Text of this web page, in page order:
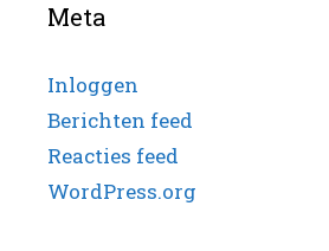
Meta
Inloggen
Berichten feed
Reacties feed
WordPress.org